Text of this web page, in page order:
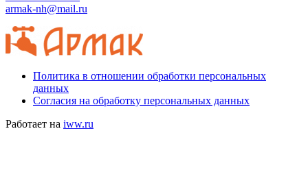
armak-nh@mail.ru
Политика в отношении обработки персональных
данных
Согласия на обработку персональных данных
Работает на iww.ru